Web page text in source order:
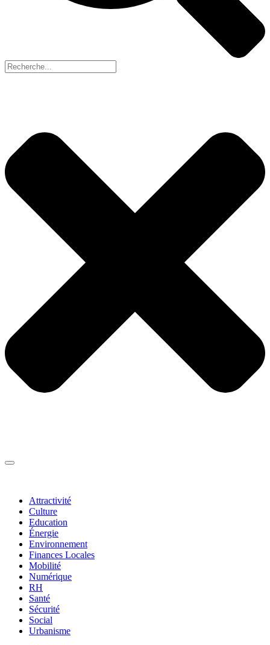
Attractivité
Culture
Education
Énergie
Environnement
Finances Locales
Mobilité
Numérique
RH
Santé
Sécurité
Social
Urbanisme